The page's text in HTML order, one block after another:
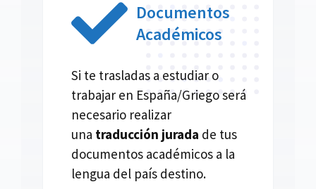
Documentos
Académicos
Si te trasladas a estudiar o
trabajar en España/Griego será
necesario realizar
una traducción jurada de tus
documentos académicos a la
lengua del país destino.